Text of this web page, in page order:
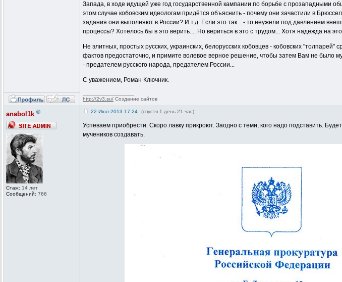
Запада, в ходе идущей уже год государственной кампании по борьбе с прозападными
этом случае кобовским идеологам придётся объяснить - почему они зачастили в
задания они выполняют в России? И.т.д. Если это так... - то неужели под давлением
процессы? Хотелось бы в это верить.... Но вериться в это с трудом... Хотя надежда на
Не элитных, простых русских, украинских, белорусских кобовцев - кобовских
фактов предостаточно, и примите волевое верное решение, чтобы затем Вам не было
- предателем русского народа, предателем России...
С уважением, Роман Ключник.
http://2v3.su/ Создание сайтов
anabol1k ®
Стаж: 14 лет
Сообщений: 766
22-Июл-2013 17:24 (спустя 1 день 21 час)
Успеваем приобрести. Скоро лавку прикроют. Заодно с теми, кого надо подставить.
мучеников создавать.